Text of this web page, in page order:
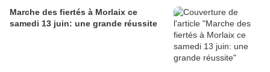
Marche des fiertés à Morlaix ce
samedi 13 juin: une grande réussite